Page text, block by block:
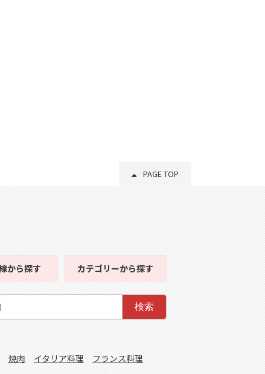
PAGE TOP
から探す カテゴリーから探す
検索
焼肉 イタリア料理
フランス料理